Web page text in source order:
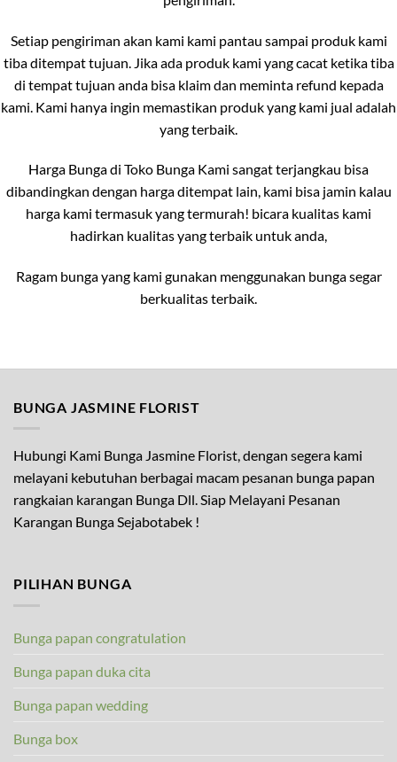
Setiap pengiriman akan kami kami pantau sampai produk kami
tiba ditempat tujuan. Jika ada produk kami yang cacat ketika tiba
di tempat tujuan anda bisa klaim dan meminta refund kepada
kami. Kami hanya ingin memastikan produk yang kami jual adalah
yang terbaik.
Harga Bunga di Toko Bunga Kami sangat terjangkau bisa
dibandingkan dengan harga ditempat lain, kami bisa jamin kalau
harga kami termasuk yang termurah! bicara kualitas kami
hadirkan kualitas yang terbaik untuk anda,
Ragam bunga yang kami gunakan menggunakan bunga segar
berkualitas terbaik.
BUNGA JASMINE FLORIST
Hubungi Kami Bunga Jasmine Florist, dengan segera kami
melayani kebutuhan berbagai macam pesanan bunga papan
rangkaian karangan Bunga Dll. Siap Melayani Pesanan
Karangan Bunga Sejabotabek !
PILIHAN BUNGA
Bunga papan congratulation
Bunga papan duka cita
Bunga papan wedding
Bunga box